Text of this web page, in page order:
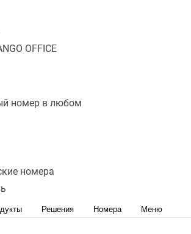
OFFICE
номер в любом
номера
Решения Номера Меню